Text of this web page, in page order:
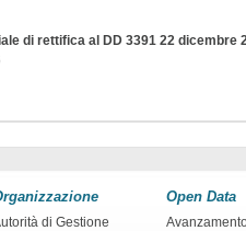
di rettifica al DD 3391 22 dicembre
di Gestione
Open Data